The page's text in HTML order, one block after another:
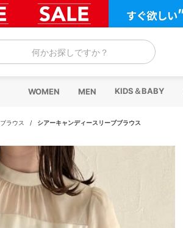
何かお探しですか？
WOMEN MEN KIDS＆BABY
ブラウス / シアーキャンディースリーブブラウス